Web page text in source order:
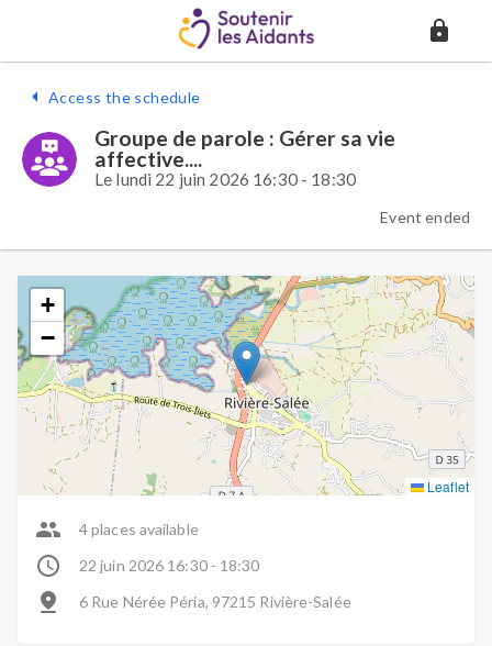
Access the schedule
Groupe de parole : Gérer sa vie
affective....
Le lundi 22 juin 2026 16:30 - 18:30
Event ended
+
−
Leaflet
4 places available
22 juin 2026 16:30 - 18:30
6 Rue Nérée Péria, 97215 Rivière-Salée